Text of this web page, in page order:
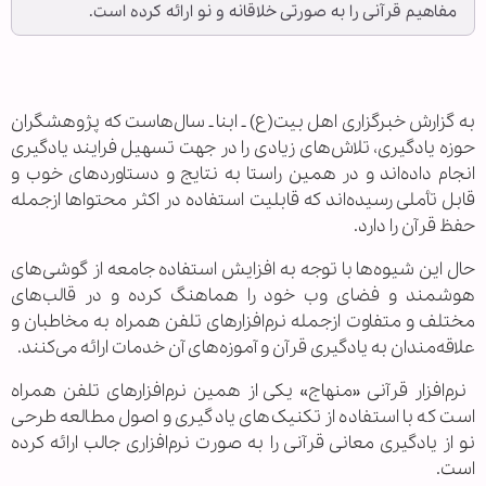
مفاهیم قرآنی را به صورتی خلاقانه و نو ارائه کرده است.
به گزارش خبرگزاری اهل بیت(ع) ـ ابنا ـ سال‌هاست که پژوهشگران
حوزه یادگیری، تلاش‌های زیادی را در جهت تسهیل فرایند یادگیری
انجام داده‌اند و در همین راستا به نتایج و دستاوردهای خوب و
قابل تأملی رسیده‌اند که قابلیت استفاده در اکثر محتوا‌ها ازجمله
حفظ قرآن را دارد.
حال این شیوه‌ها با توجه به افزایش استفاده جامعه از گوشی‌های
هوشمند و فضای وب خود را هماهنگ کرده و در قالب‌های
مختلف و متفاوت ازجمله نرم‌افزار‌های تلفن همراه به مخاطبان و
علاقه‌مندان به یادگیری قرآن و آموزه‌های آن خدمات ارائه می‌کنند.
نرم‌افزار قرآنی «منهاج» یکی از همین نرم‌افزارهای تلفن همراه
است که با استفاده از تکنیک‌های یادگیری و اصول مطالعه طرحی
نو از یادگیری معانی قرآنی را به صورت نرم‌افزاری جالب ارائه کرده
است.